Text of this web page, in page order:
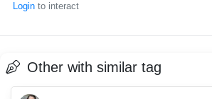
Login to interact
Other with similar tag